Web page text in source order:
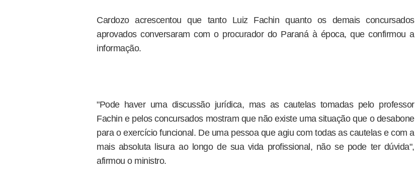
Cardozo acrescentou que tanto Luiz Fachin quanto os demais concursados
aprovados conversaram com o procurador do Paraná à época, que confirmou a
informação.
"Pode haver uma discussão jurídica, mas as cautelas tomadas pelo professor
Fachin e pelos concursados mostram que não existe uma situação que o desabone
para o exercício funcional. De uma pessoa que agiu com todas as cautelas e com a
mais absoluta lisura ao longo de sua vida profissional, não se pode ter dúvida",
afirmou o ministro.